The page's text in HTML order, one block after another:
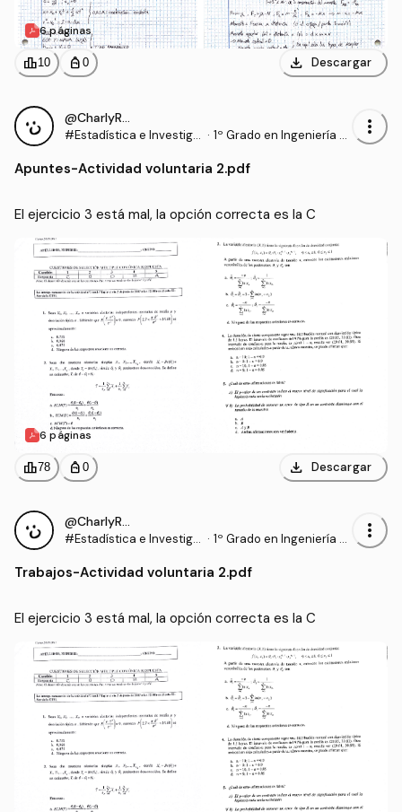
6 páginas
leaderboard10 personal_bag 0 download Descargar
@CharlyRRT
#Estadística e Investiga · 1º Grado en Ingeniería d
es (US)
more_vert
Apuntes-Actividad voluntaria 2.pdf
El ejercicio 3 está mal, la opción correcta es la C
6 páginas
leaderboard78 personal_bag 0 download Descargar
@CharlyRRT
#Estadística e Investiga · 1º Grado en Ingeniería d
es (US)
more_vert
Trabajos-Actividad voluntaria 2.pdf
El ejercicio 3 está mal, la opción correcta es la C